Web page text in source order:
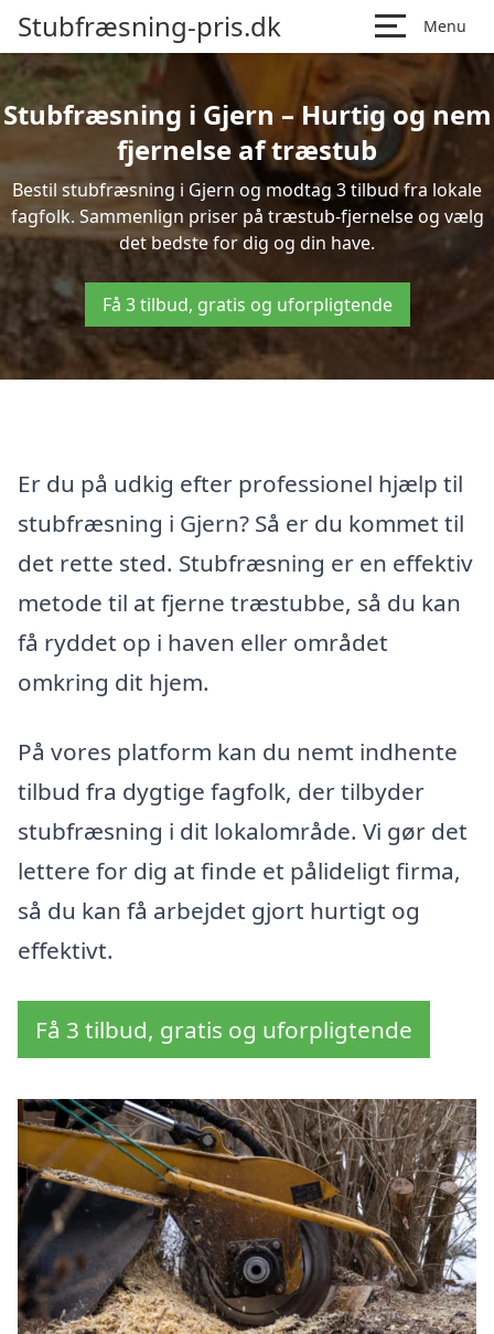
Stubfræsning-pris.dk Menu
Stubfræsning i Gjern – Hurtig og nem
fjernelse af træstub
Bestil stubfræsning i Gjern og modtag 3 tilbud fra lokale
fagfolk. Sammenlign priser på træstub-fjernelse og vælg
det bedste for dig og din have.
Få 3 tilbud, gratis og uforpligtende
Er du på udkig efter professionel hjælp til
stubfræsning i Gjern? Så er du kommet til
det rette sted. Stubfræsning er en effektiv
metode til at fjerne træstubbe, så du kan
få ryddet op i haven eller området
omkring dit hjem.
På vores platform kan du nemt indhente
tilbud fra dygtige fagfolk, der tilbyder
stubfræsning i dit lokalområde. Vi gør det
lettere for dig at finde et pålideligt firma,
så du kan få arbejdet gjort hurtigt og
effektivt.
Få 3 tilbud, gratis og uforpligtende